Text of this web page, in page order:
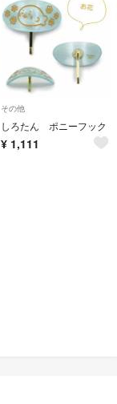
その他
しろたん ポニーフック
¥ 1,111